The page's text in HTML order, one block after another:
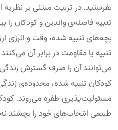
بفرستید. در تربیت مبتنی بر نظریه
تنبیه فاصله‌ی والدین و کودکان را
بچه‌های تنبیه شده، وقت و انرژی
تنبیه یا مقاومت در برابر آن
می‌توانند آن را صرف گسترش زندگی
کودکان تنبیه شده، محدوده‌ی
مسئولیت‌پذیری طفره می‌روند.
طبیعی انتخاب‌های خود را بچشند